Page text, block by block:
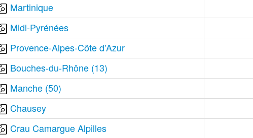
Martinique
Midi-Pyrénées
Provence-Alpes-Côte d'Azur
Bouches-du-Rhône (13)
Manche (50)
Chausey
Crau Camargue Alpilles